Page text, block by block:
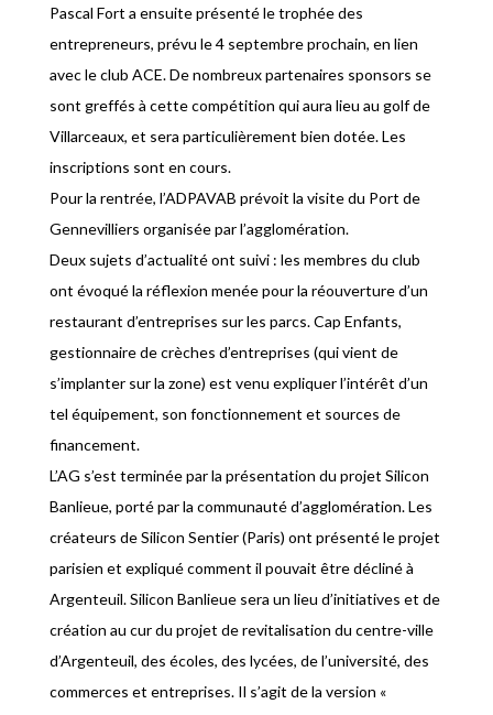
Pascal Fort a ensuite présenté le trophée des
entrepreneurs, prévu le 4 septembre prochain, en lien
avec le club ACE. De nombreux partenaires sponsors se
sont greffés à cette compétition qui aura lieu au golf de
Villarceaux, et sera particulièrement bien dotée. Les
inscriptions sont en cours.
Pour la rentrée, l’ADPAVAB prévoit la visite du Port de
Gennevilliers organisée par l’agglomération.
Deux sujets d’actualité ont suivi : les membres du club
ont évoqué la réflexion menée pour la réouverture d’un
restaurant d’entreprises sur les parcs. Cap Enfants,
gestionnaire de crèches d’entreprises (qui vient de
s’implanter sur la zone) est venu expliquer l’intérêt d’un
tel équipement, son fonctionnement et sources de
financement.
L’AG s’est terminée par la présentation du projet Silicon
Banlieue, porté par la communauté d’agglomération. Les
créateurs de Silicon Sentier (Paris) ont présenté le projet
parisien et expliqué comment il pouvait être décliné à
Argenteuil. Silicon Banlieue sera un lieu d’initiatives et de
création au cur du projet de revitalisation du centre-ville
d’Argenteuil, des écoles, des lycées, de l’université, des
commerces et entreprises. Il s’agit de la version «